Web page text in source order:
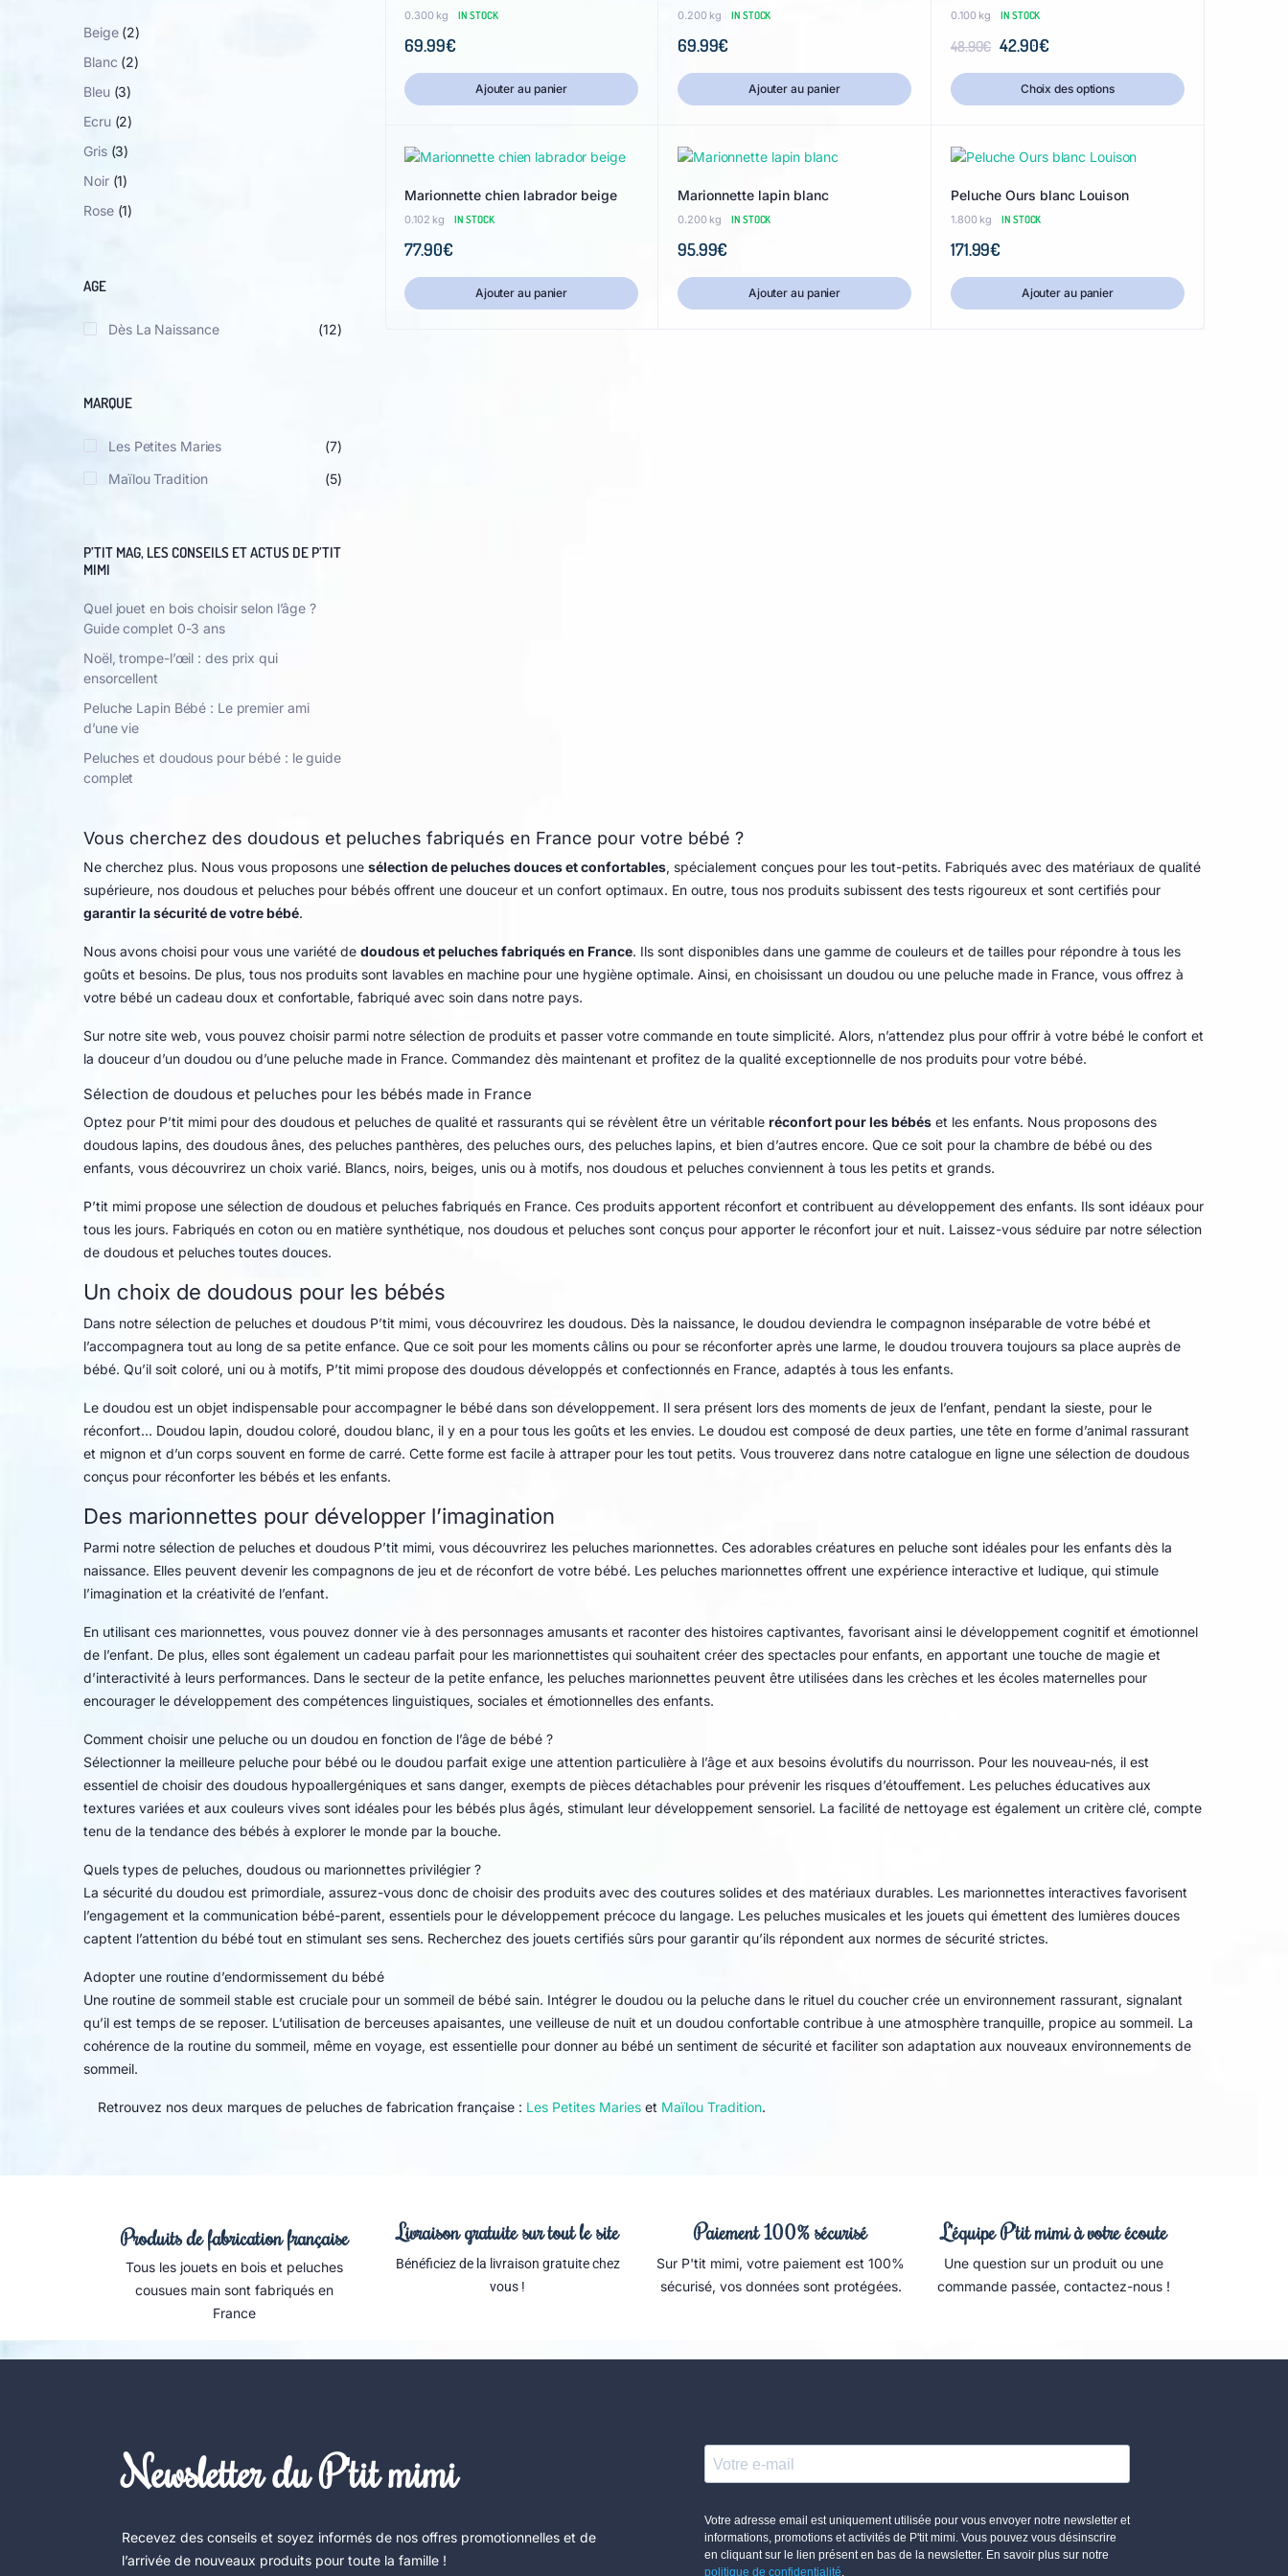
0.300 kg IN STOCK
69.99€
Ajouter au panier
0.200 kg IN STOCK
69.99€
Ajouter au panier
0.100 kg IN STOCK
48.90€ 42.90€
Choix des options
Marionnette chien labrador beige
0.102 kg IN STOCK
77.90€
Ajouter au panier
Marionnette lapin blanc
0.200 kg IN STOCK
95.99€
Ajouter au panier
Peluche Ours blanc Louison
1.800 kg IN STOCK
171.99€
Ajouter au panier
Beige (2)
Blanc (2)
Bleu (3)
Ecru (2)
Gris (3)
Noir (1)
Rose (1)
AGE
Dès La Naissance (12)
MARQUE
Les Petites Maries
(7)
Maïlou Tradition
(5)
P’TIT MAG, LES CONSEILS ET ACTUS DE P’TIT
MIMI
Quel jouet en bois choisir selon l’âge ?
Guide complet 0-3 ans
Noël, trompe-l’œil : des prix qui
ensorcellent
Peluche Lapin Bébé : Le premier ami
d’une vie
Peluches et doudous pour bébé : le guide
complet
Vous cherchez des doudous et peluches fabriqués en France pour votre bébé ?
Ne cherchez plus. Nous vous proposons une sélection de peluches douces et confortables, spécialement conçues pour les tout-petits. Fabriqués avec des matériaux de qualité
supérieure, nos doudous et peluches pour bébés offrent une douceur et un confort optimaux. En outre, tous nos produits subissent des tests rigoureux et sont certifiés pour
garantir la sécurité de votre bébé.
Nous avons choisi pour vous une variété de doudous et peluches fabriqués en France. Ils sont disponibles dans une gamme de couleurs et de tailles pour répondre à tous les
goûts et besoins. De plus, tous nos produits sont lavables en machine pour une hygiène optimale. Ainsi, en choisissant un doudou ou une peluche made in France, vous offrez à
votre bébé un cadeau doux et confortable, fabriqué avec soin dans notre pays.
Sur notre site web, vous pouvez choisir parmi notre sélection de produits et passer votre commande en toute simplicité. Alors, n’attendez plus pour offrir à votre bébé le confort et
la douceur d’un doudou ou d’une peluche made in France. Commandez dès maintenant et profitez de la qualité exceptionnelle de nos produits pour votre bébé.
Sélection de doudous et peluches pour les bébés made in France
Optez pour P’tit mimi pour des doudous et peluches de qualité et rassurants qui se révèlent être un véritable réconfort pour les bébés et les enfants. Nous proposons des
doudous lapins, des doudous ânes, des peluches panthères, des peluches ours, des peluches lapins, et bien d’autres encore. Que ce soit pour la chambre de bébé ou des
enfants, vous découvrirez un choix varié. Blancs, noirs, beiges, unis ou à motifs, nos doudous et peluches conviennent à tous les petits et grands.
P’tit mimi propose une sélection de doudous et peluches fabriqués en France. Ces produits apportent réconfort et contribuent au développement des enfants. Ils sont idéaux pour
tous les jours. Fabriqués en coton ou en matière synthétique, nos doudous et peluches sont conçus pour apporter le réconfort jour et nuit. Laissez-vous séduire par notre sélection
de doudous et peluches toutes douces.
Un choix de doudous pour les bébés
Dans notre sélection de peluches et doudous P’tit mimi, vous découvrirez les doudous. Dès la naissance, le doudou deviendra le compagnon inséparable de votre bébé et
l’accompagnera tout au long de sa petite enfance. Que ce soit pour les moments câlins ou pour se réconforter après une larme, le doudou trouvera toujours sa place auprès de
bébé. Qu’il soit coloré, uni ou à motifs, P’tit mimi propose des doudous développés et confectionnés en France, adaptés à tous les enfants.
Le doudou est un objet indispensable pour accompagner le bébé dans son développement. Il sera présent lors des moments de jeux de l’enfant, pendant la sieste, pour le
réconfort… Doudou lapin, doudou coloré, doudou blanc, il y en a pour tous les goûts et les envies. Le doudou est composé de deux parties, une tête en forme d’animal rassurant
et mignon et d’un corps souvent en forme de carré. Cette forme est facile à attraper pour les tout petits. Vous trouverez dans notre catalogue en ligne une sélection de doudous
conçus pour réconforter les bébés et les enfants.
Des marionnettes pour développer l’imagination
Parmi notre sélection de peluches et doudous P’tit mimi, vous découvrirez les peluches marionnettes. Ces adorables créatures en peluche sont idéales pour les enfants dès la
naissance. Elles peuvent devenir les compagnons de jeu et de réconfort de votre bébé. Les peluches marionnettes offrent une expérience interactive et ludique, qui stimule
l’imagination et la créativité de l’enfant.
En utilisant ces marionnettes, vous pouvez donner vie à des personnages amusants et raconter des histoires captivantes, favorisant ainsi le développement cognitif et émotionnel
de l’enfant. De plus, elles sont également un cadeau parfait pour les marionnettistes qui souhaitent créer des spectacles pour enfants, en apportant une touche de magie et
d’interactivité à leurs performances. Dans le secteur de la petite enfance, les peluches marionnettes peuvent être utilisées dans les crèches et les écoles maternelles pour
encourager le développement des compétences linguistiques, sociales et émotionnelles des enfants.
Comment choisir une peluche ou un doudou en fonction de l’âge de bébé ?
Sélectionner la meilleure peluche pour bébé ou le doudou parfait exige une attention particulière à l’âge et aux besoins évolutifs du nourrisson. Pour les nouveau-nés, il est
essentiel de choisir des doudous hypoallergéniques et sans danger, exempts de pièces détachables pour prévenir les risques d’étouffement. Les peluches éducatives aux
textures variées et aux couleurs vives sont idéales pour les bébés plus âgés, stimulant leur développement sensoriel. La facilité de nettoyage est également un critère clé, compte
tenu de la tendance des bébés à explorer le monde par la bouche.
Quels types de peluches, doudous ou marionnettes privilégier ?
La sécurité du doudou est primordiale, assurez-vous donc de choisir des produits avec des coutures solides et des matériaux durables. Les marionnettes interactives favorisent
l’engagement et la communication bébé-parent, essentiels pour le développement précoce du langage. Les peluches musicales et les jouets qui émettent des lumières douces
captent l’attention du bébé tout en stimulant ses sens. Recherchez des jouets certifiés sûrs pour garantir qu’ils répondent aux normes de sécurité strictes.
Adopter une routine d’endormissement du bébé
Une routine de sommeil stable est cruciale pour un sommeil de bébé sain. Intégrer le doudou ou la peluche dans le rituel du coucher crée un environnement rassurant, signalant
qu’il est temps de se reposer. L’utilisation de berceuses apaisantes, une veilleuse de nuit et un doudou confortable contribue à une atmosphère tranquille, propice au sommeil. La
cohérence de la routine du sommeil, même en voyage, est essentielle pour donner au bébé un sentiment de sécurité et faciliter son adaptation aux nouveaux environnements de
sommeil.
Retrouvez nos deux marques de peluches de fabrication française : Les Petites Maries et Maïlou Tradition.
Produits de fabrication française
Tous les jouets en bois et peluches
cousues main sont fabriqués en
France
Livraison gratuite sur tout le site
Bénéficiez de la livraison gratuite chez
vous !
Paiement 100% sécurisé
Sur P'tit mimi, votre paiement est 100%
sécurisé, vos données sont protégées.
L'équipe P'tit mimi à votre écoute
Une question sur un produit ou une
commande passée, contactez-nous !
Newsletter du P'tit mimi
Recevez des conseils et soyez informés de nos offres promotionnelles et de
l’arrivée de nouveaux produits pour toute la famille !